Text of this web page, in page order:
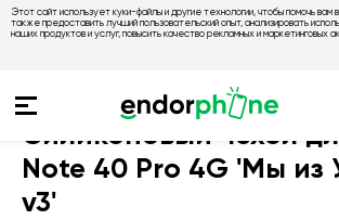
Этот сайт использует куки-файлы и другие технологии, чтобы помочь вам в
также предоставить лучший пользовательский опыт, анализировать
наших продуктов и услуг, повысить качество рекламных и маркетинговых
Чехлы на Infinix
Силиконовый чехол
Note 40 Pro 4G 'Мы из
v3'